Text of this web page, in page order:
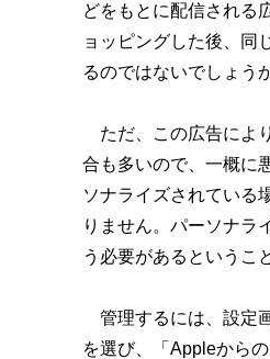
どをもとに配信される
ョッピングした後、同
るのではないでしょう
ただ、この広告によ
合も多いので、一概に
ソナライズされている
りません。パーソナラ
う必要があるというこ
管理するには、設定
を選び、「Appleから